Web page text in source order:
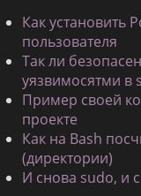
Как установить
пользователя
Так ли
уязвимосятми в
Пример своей
проекте
Как на Bash
(директории)
И снова sudo, и